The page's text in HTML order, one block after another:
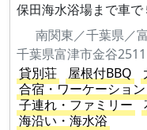
保田海水浴場まで車で
南関東／千葉県／
千葉県富津市金谷2511
貸別荘
屋根付BBQ
合宿・ワーケーショ
子連れ・ファミリー
海沿い・海水浴